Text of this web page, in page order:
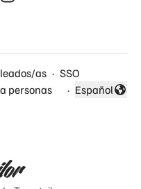
as · SSO
personas
·
Cambiar
Español